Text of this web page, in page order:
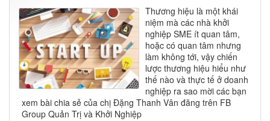
Thương hiệu là một khái
niệm mà các nhà khởi
nghiệp SME ít quan tâm,
hoặc có quan tâm nhưng
làm không tới, vậy chiến
lược thương hiệu hiểu như
thế nào và thực tế ở doanh
nghiệp ra sao mời các bạn
xem bài chia sẻ của chị Đặng Thanh Vân đăng trên FB
Group Quản Trị và Khởi Nghiệp